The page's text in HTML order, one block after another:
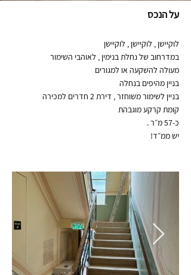
על הנכס
לוקיישן , לוקיישן , לוקיישן
במדרחוב של נחלת בנימין , לאוהבי השימור
מעולה להשקעה או למגורים
בניין מהיפים בנחלה
בניין לשימור משוחזר , דירת 2 חדרים למכירה
קומת קרקע מוגבהת
כ-57 מ״ר .
יש ממ״ד!